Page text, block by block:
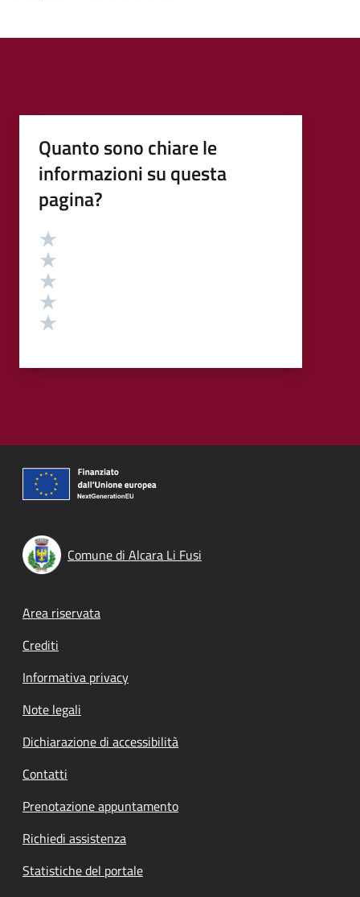
Quanto sono chiare le
informazioni su questa
pagina?
Valutazione
Comune di Alcara Li Fusi
Footer menu
Area riservata
Crediti
Informativa privacy
Note legali
Dichiarazione di accessibilità
Contatti
Prenotazione appuntamento
Richiedi assistenza
Statistiche del portale